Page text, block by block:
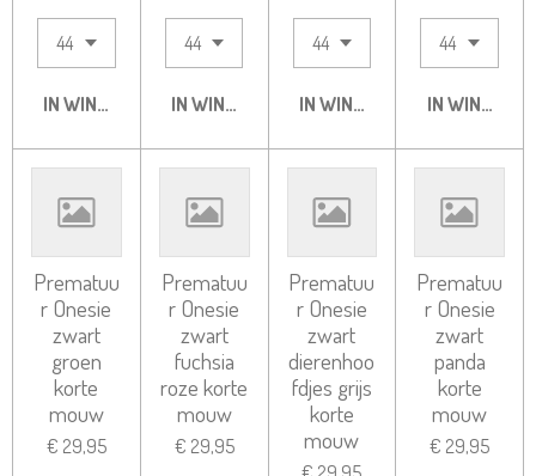
IN WINKELWAGENIN WINKELWAGENIN WINKELWAGEN
IN
Prematuu
r Onesie
zwart
groen
korte
mouw
€ 29,95
Prematuu
r Onesie
zwart
fuchsia
roze korte
mouw
€ 29,95
Prematuu
r Onesie
zwart
dierenhoo
fdjes grijs
korte
mouw
Prematuu
r Onesie
zwart
panda
korte
mouw
€ 29,95